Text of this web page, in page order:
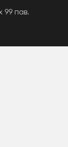
99 пав.